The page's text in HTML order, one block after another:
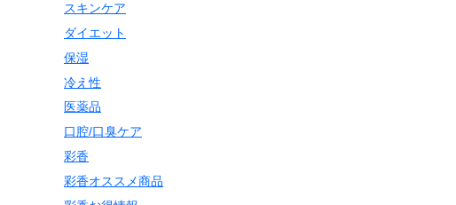
スキンケア
ダイエット
保湿
冷え性
医薬品
口腔/口臭ケア
彩香
彩香オススメ商品